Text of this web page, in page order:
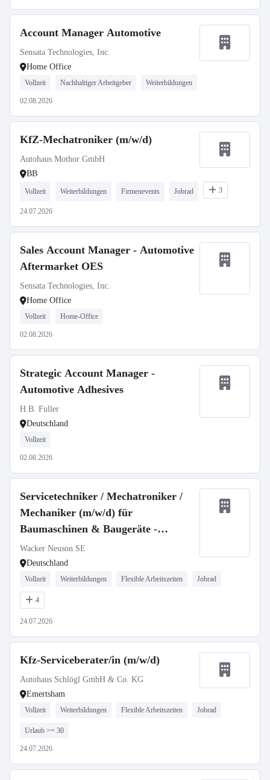
Account Manager Automotive
Sensata Technologies, Inc.
Home Office
Vollzeit Nachhaltiger Arbeitgeber Weiterbildungen
02.08.2026
KfZ-Mechatroniker (m/w/d)
Autohaus Mothor GmbH
BB
Vollzeit Weiterbildungen Firmenevents Jobrad 3
24.07.2026
Sales Account Manager - Automotive
Aftermarket OES
Sensata Technologies, Inc.
Home Office
Vollzeit Home-Office
02.08.2026
Strategic Account Manager -
Automotive Adhesives
H.B. Fuller
Deutschland
Vollzeit
02.08.2026
Servicetechniker / Mechatroniker /
Mechaniker (m/w/d) für
Baumaschinen & Baugeräte -
stationär oder mobil
Wacker Neuson SE
Deutschland
Vollzeit Weiterbildungen Flexible Arbeitszeiten Jobrad
4
24.07.2026
Kfz-Serviceberater/in (m/w/d)
Autohaus Schlögl GmbH & Co. KG
Emertsham
Vollzeit Weiterbildungen Flexible Arbeitszeiten Jobrad
Urlaub >= 30
24.07.2026